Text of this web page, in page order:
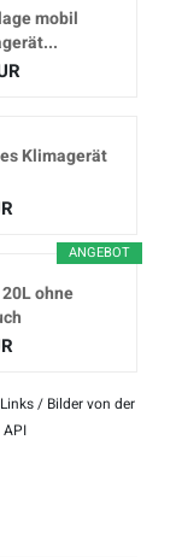
mobil
Klimagerät
ANGEBOT
ohne
/ Bilder von der